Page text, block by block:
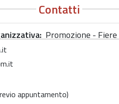
Contatti
Promozione -
appuntamento)